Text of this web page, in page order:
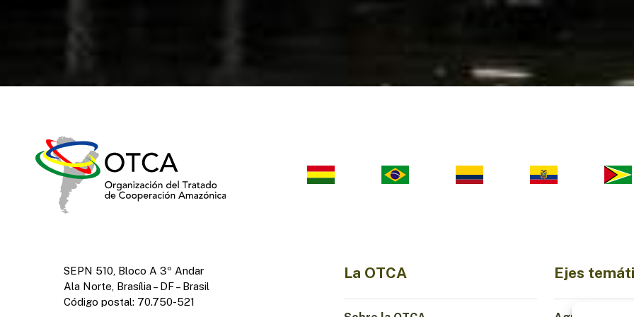
SEPN 510, Bloco A 3º Andar
Ala Norte, Brasília – DF – Brasil
Código postal: 70.750-521
La OTCA Ejes